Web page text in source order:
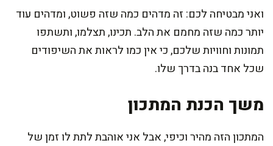
ואני מבטיחה לכם: זה מדהים כמה שזה פשוט, ומדהים עוד
יותר כמה שזה מחמם את הלב. תכינו, תצלמו, ותשתפו
תמונות וחוויות שלכם, כי אין כמו לראות את השיפודים
שכל אחד בנה בדרך שלו.
משך הכנת המתכון
המתכון הזה מהיר וכיפי, אבל אני אוהבת לתת לו זמן של